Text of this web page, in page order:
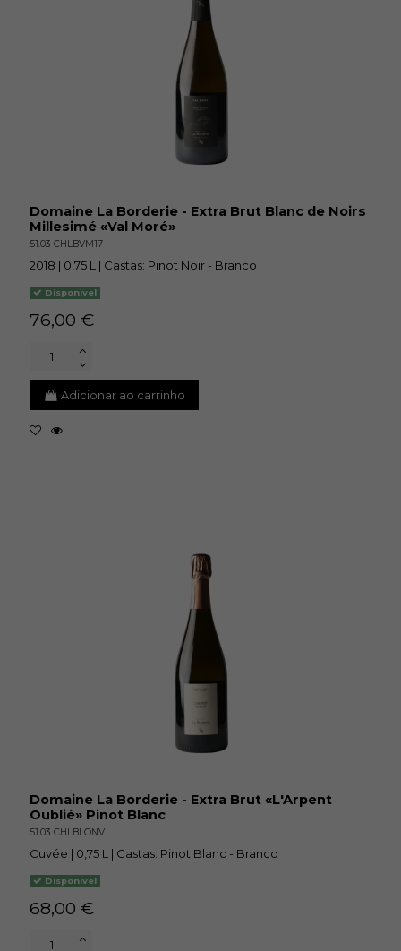
Domaine La Borderie - Extra Brut Blanc de Noirs
Millesimé «Val Moré»
51.03 CHLBVM17
2018 | 0,75 L | Castas: Pinot Noir - Branco
Disponivel
76,00 €
Adicionar ao carrinho
Domaine La Borderie - Extra Brut «L'Arpent
Oublié» Pinot Blanc
51.03 CHLBLONV
Cuvée | 0,75 L | Castas: Pinot Blanc - Branco
Disponivel
68,00 €